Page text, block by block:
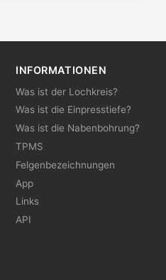
INFORMATIONEN
Was ist der Lochkreis?
Was ist die Einpresstiefe?
Was ist die Nabenbohrung?
TPMS
Felgenbezeichnungen
App
Links
API